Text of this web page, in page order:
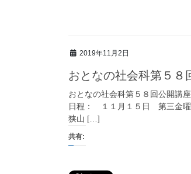
2019年11月2日
おとなの社会科第５８
おとなの社会科第５８回公開
日程： １１月１５日 第三金
狭山 […]
共有: